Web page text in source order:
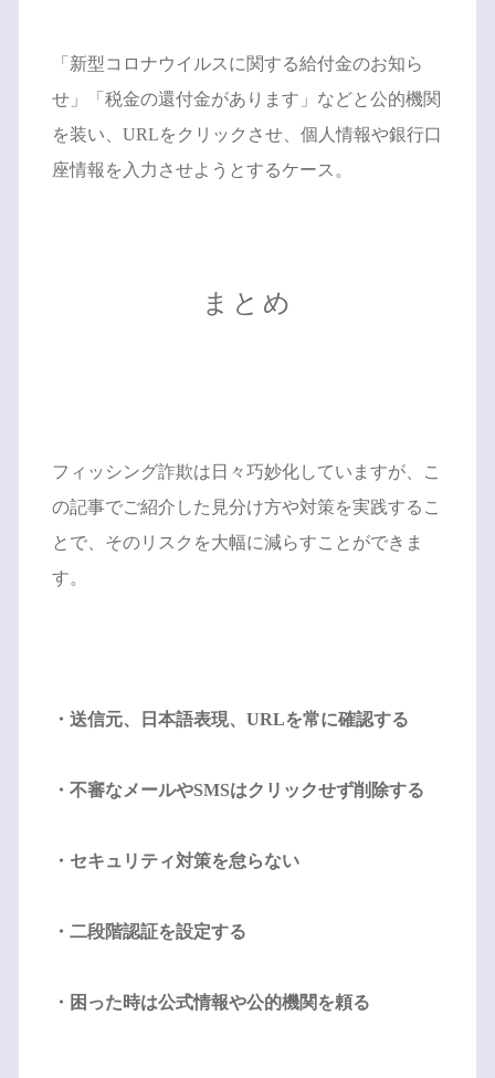
「新型コロナウイルスに関する給付金のお知ら
せ」「税金の還付金があります」などと公的機関
を装い、URLをクリックさせ、個人情報や銀行口
座情報を入力させようとするケース。
まとめ
フィッシング詐欺は日々巧妙化していますが、こ
の記事でご紹介した見分け方や対策を実践するこ
とで、そのリスクを大幅に減らすことができま
す。
・送信元、日本語表現、URLを常に確認する
・不審なメールやSMSはクリックせず削除する
・セキュリティ対策を怠らない
・二段階認証を設定する
・困った時は公式情報や公的機関を頼る